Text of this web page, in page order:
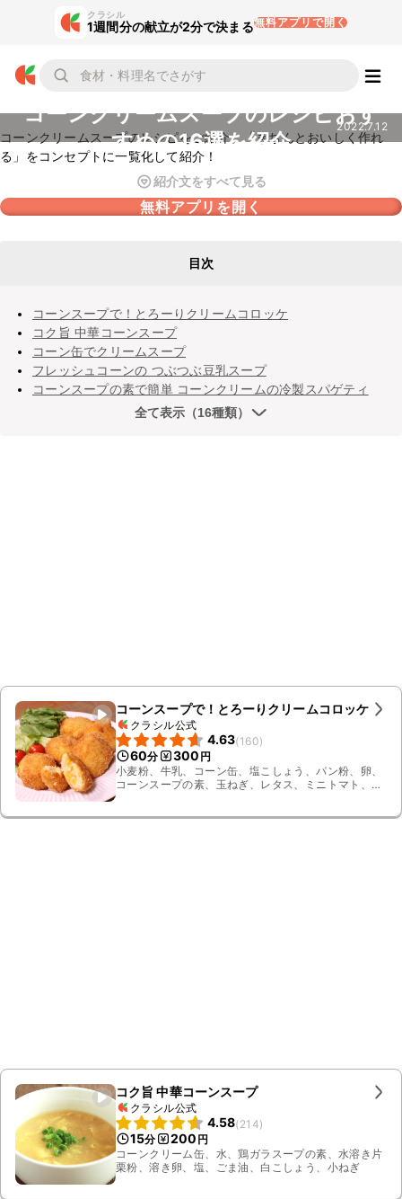
クラシル
1週間分の献立が2分で決まる無料アプリで開く
コーンクリームスープのレシピおす
すめの16選を紹介
2022.7.12
コーンクリームスープのレシピをご紹介。「きちんとおいしく作れ
る」をコンセプトに一覧化して紹介！
紹介文をすべて見る
無料アプリを開く
目次
コーンスープで！とろーりクリームコロッケ
コク旨 中華コーンスープ
コーン缶でクリームスープ
フレッシュコーンの つぶつぶ豆乳スープ
コーンスープの素で簡単 コーンクリームの冷製スパゲティ
全て表示（16種類）
コーンスープで！とろーりクリームコロッケ
クラシル公式
4.63(160)
60分 300 円
小麦粉、牛乳、コーン缶、塩こしょう、パン粉、卵、
コーンスープの素、玉ねぎ、レタス、ミニトマト、有
コク旨 中華コーンスープ
クラシル公式
4.58(214)
15分 200 円
コーンクリーム缶、水、鶏ガラスープの素、水溶き片
栗粉、溶き卵、塩、ごま油、白こしょう、小ねぎ